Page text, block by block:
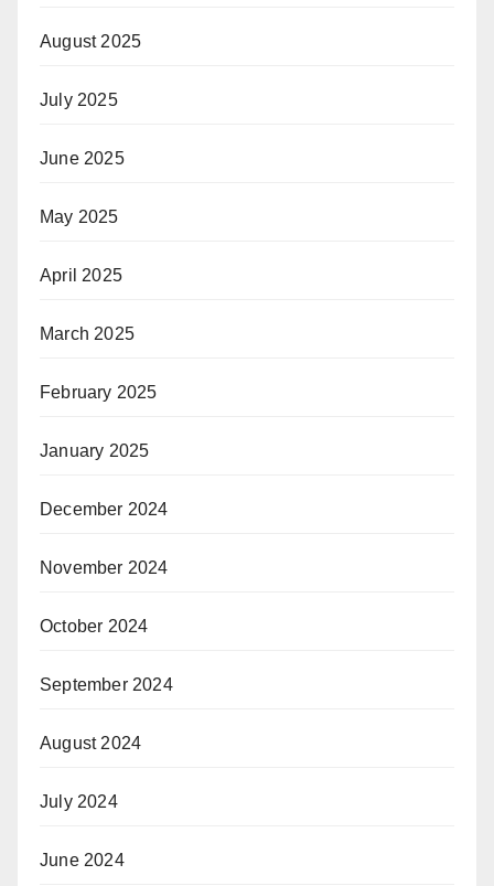
August 2025
July 2025
June 2025
May 2025
April 2025
March 2025
February 2025
January 2025
December 2024
November 2024
October 2024
September 2024
August 2024
July 2024
June 2024